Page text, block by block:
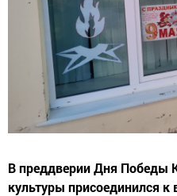
В преддверии Дня Победы
культуры присоединился к